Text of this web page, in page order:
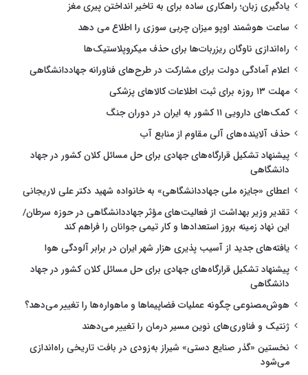
یادگیری زبان؛ راهکاری ساده برای به تاخیر انداختن پیری مغز
ساعت هوشمند اوپو میزان چربی سوزی را اطلاع می دهد
راه‌اندازی ناوگان ریزربات‌ها برای حذف میکروپلاستیک‌ها
اعلام آمادگی دولت برای مشارکت در طرح‌های فناورانه جهاددانشگاهی
مهلت ۱۳ روزه برای ثبت اطلاعات کالاهای پزشکی
کمک‌های دارویی ۱۱ کشور به ایران در دوران جنگ
حذف آلاینده‌های آلی مقاوم از منابع آب
پیشنهاد تشکیل قرارگاه‌های جهادی برای حل مسائل کلان کشور در جهاد
دانشگاهی
اعطای «جایزه ملی جهاددانشگاهی» به خانواده شهید دکتر علی لاریجانی
تقدیر وزیر بهداشت از فعالیت‌های مؤثر جهاددانشگاهی در حوزه سرطان/
این نهاد زمینه بروز استعدادها و کار تیمی جوانان را فراهم کند
یافته‌های جدید از آسیب پذیری هزار شهر ایران در برابر آلودگی هوا
پیشنهاد تشکیل قرارگاه‌های جهادی برای حل مسائل کلان کشور در جهاد
دانشگاهی
هوش‌مصنوعی چگونه عملیات فضاپیماها و ماهواره‌ها را تغییر می‌دهد؟
ژنتیک و فناوری‌های نوین مسیر درمان را تغییر می‌دهند
نخستین «گذر صنایع دستی» شیراز به‌زودی در بافت تاریخی راه‌اندازی
می‌شود